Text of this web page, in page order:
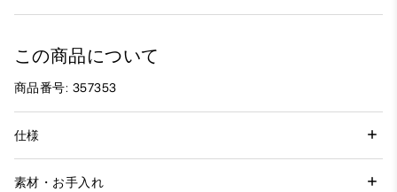
この商品について
商品番号: 357353
仕様
素材・お手入れ